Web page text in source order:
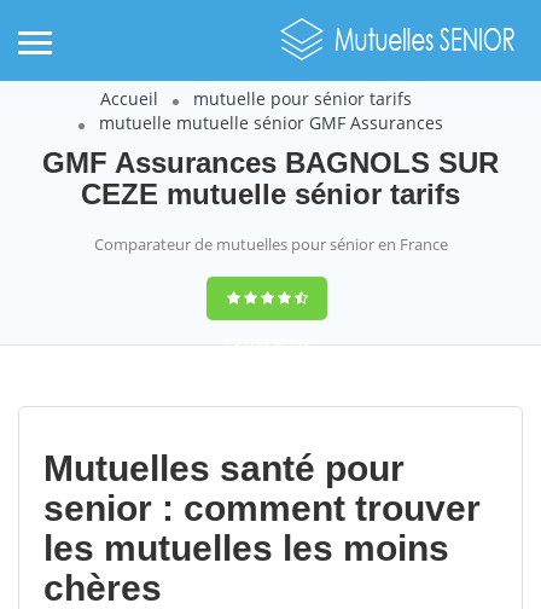
Accueil
mutuelle pour sénior tarifs
mutuelle mutuelle sénior GMF Assurances
GMF Assurances BAGNOLS SUR
CEZE mutuelle sénior tarifs
Comparateur de mutuelles pour sénior en France
9,2(100%)452
Mutuelles santé pour
senior : comment trouver
les mutuelles les moins
chères